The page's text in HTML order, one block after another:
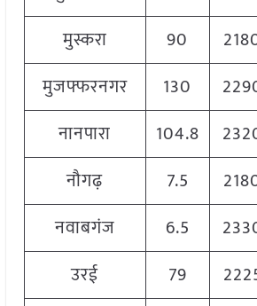
मुस्करा
90
मुजफ्फरनगर
130
नानपारा
104.8
नौगढ़
7.5
नवाबगंज
6.5
उरई
79